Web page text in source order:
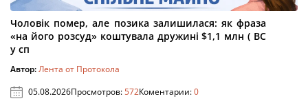
Чоловік помер, але позика залишилася: як фраза
«на його розсуд» коштувала дружині $1,1 млн ( ВС
у сп
Автор:Лента от Протокола
05.08.2026Просмотров:572Коментарии:0